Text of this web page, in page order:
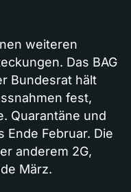
weiteren
Das BAG
Bundesrat hält
fest,
Quarantäne und
Februar. Die
anderem 2G,
März.